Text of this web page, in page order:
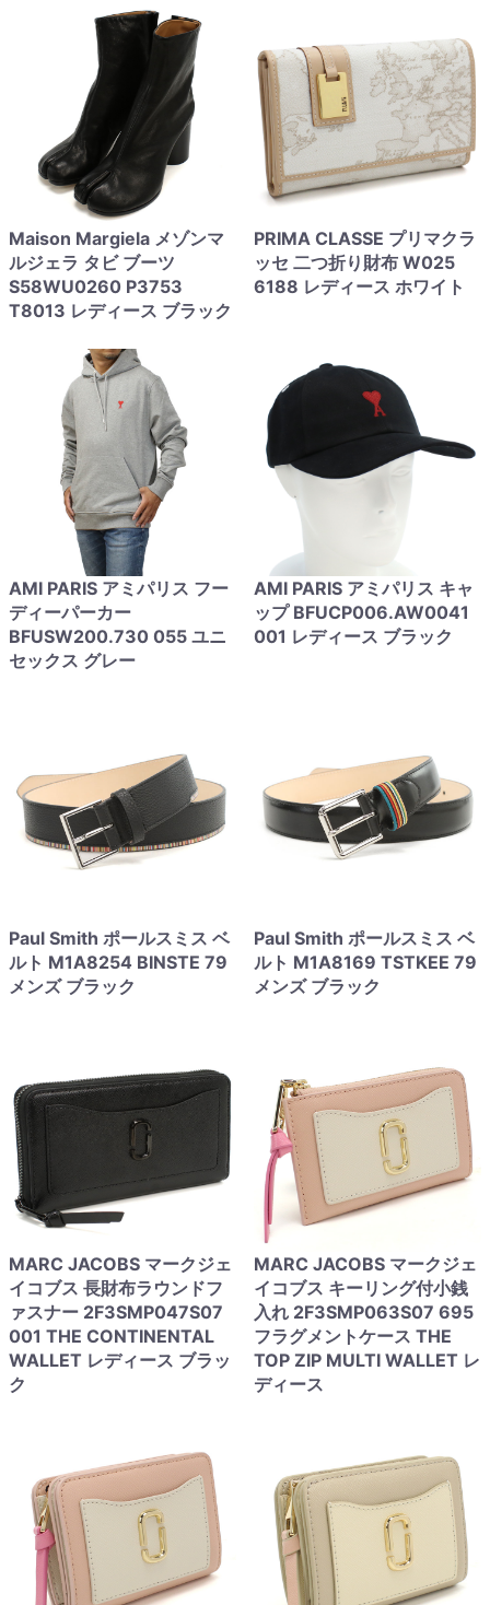
Maison Margiela メゾンマ
ルジェラ タビ ブーツ
S58WU0260 P3753
T8013 レディース ブラック
PRIMA CLASSE プリマクラ
ッセ 二つ折り財布 W025
6188 レディース ホワイト
AMI PARIS アミパリス フー
ディーパーカー
BFUSW200.730 055 ユニ
セックス グレー
AMI PARIS アミパリス キャ
ップ BFUCP006.AW0041
001 レディース ブラック
Paul Smith ポールスミス ベ
ルト M1A8254 BINSTE 79
メンズ ブラック
Paul Smith ポールスミス ベ
ルト M1A8169 TSTKEE 79
メンズ ブラック
MARC JACOBS マークジェ
イコブス 長財布ラウンドフ
ァスナー 2F3SMP047S07
001 THE CONTINENTAL
WALLET レディース ブラッ
ク
MARC JACOBS マークジェ
イコブス キーリング付小銭
入れ 2F3SMP063S07 695
フラグメントケース THE
TOP ZIP MULTI WALLET レ
ディース